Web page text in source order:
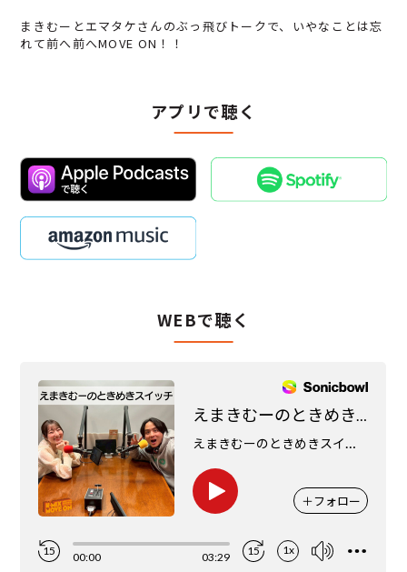
まきむーとエマタケさんのぶっ飛びトークで、いやなことは忘
れて前へ前へMOVE ON！！
アプリで聴く
WEBで聴く